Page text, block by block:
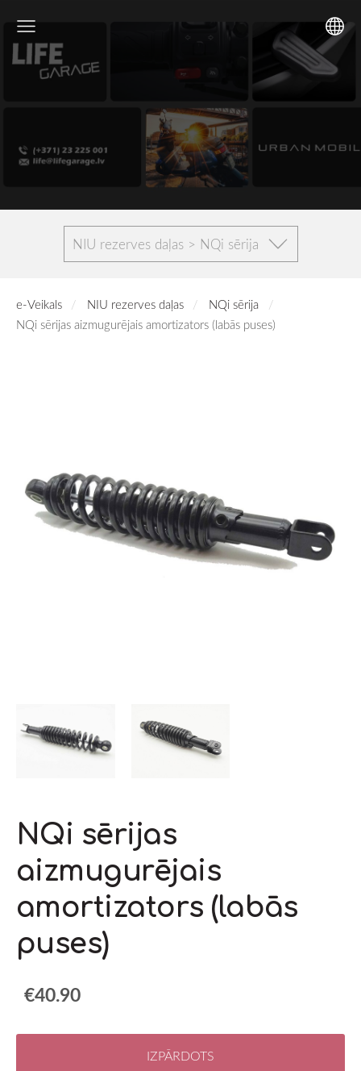
NIU rezerves daļas > NQi sērija
e-Veikals NIU rezerves daļas
NQi sērija
NQi sērijas aizmugurējais amortizators (labās puses)
NQi sērijas
aizmugurējais
amortizators (labās
puses)
€40.90
IZPĀRDOTS